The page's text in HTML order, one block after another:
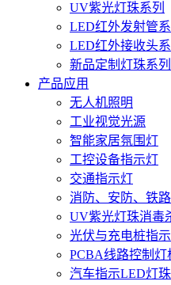
UV紫光灯珠系列
LED红外发射管系
LED红外接收头系
新品定制灯珠系列
产品应用
无人机照明
工业视觉光源
智能家居氛围灯
工控设备指示灯
交通指示灯
消防、安防、铁
UV紫光灯珠消毒
光伏与充电桩指
PCBA线路控制灯
汽车指示LED灯珠